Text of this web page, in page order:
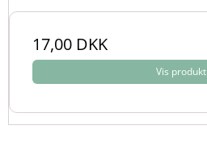
17,00 DKK
Vis produkt